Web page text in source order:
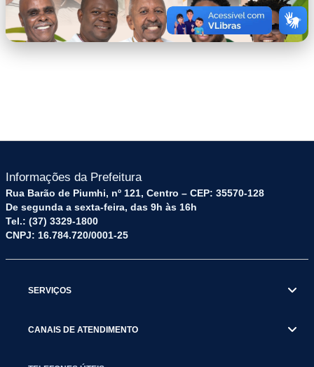
Informações da Prefeitura
Rua Barão de Piumhi, nº 121, Centro – CEP: 35570-128
De segunda a sexta-feira, das 9h às 16h
Tel.: (37) 3329-1800
CNPJ: 16.784.720/0001-25
SERVIÇOS
CANAIS DE ATENDIMENTO